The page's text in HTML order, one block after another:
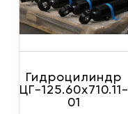
Гидроцилиндр
ЦГ-125.60х710.11-
01